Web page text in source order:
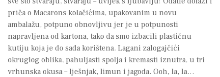
priča o Macarons kolačićima, upakovanim u novu
ambalažu, potpuno obnovljivu jer je u potpunosti
napravljena od kartona, tako da smo izbacili plastičnu
kutiju koja je do sada korištena. Lagani zalogajčići
okruglog oblika, pahuljasti spolja i kremasti iznutra, u tri
vrhunska okusa – lješnjak, limun i jagoda. Ooh, la, la…